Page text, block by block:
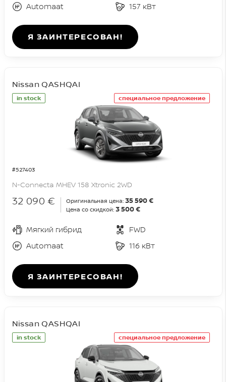
Automaat
157 кВт
Я ЗАИНТЕРЕСОВАН!
in stock специальное предложение
#527403
Nissan QASHQAI
N-Connecta MHEV 158 Xtronic 2WD
32 090 € Оригинальная цена: 35 590 €
Цена со скидкой: 3 500 €
Мягкий гибрид
FWD
Automaat
116 кВт
Я ЗАИНТЕРЕСОВАН!
in stock специальное предложение
Nissan QASHQAI